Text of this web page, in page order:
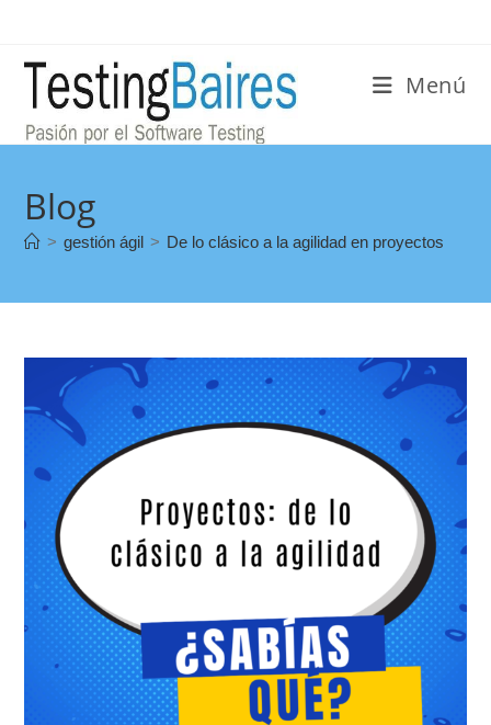
Menú
Blog
> gestión ágil > De lo clásico a la agilidad en proyectos